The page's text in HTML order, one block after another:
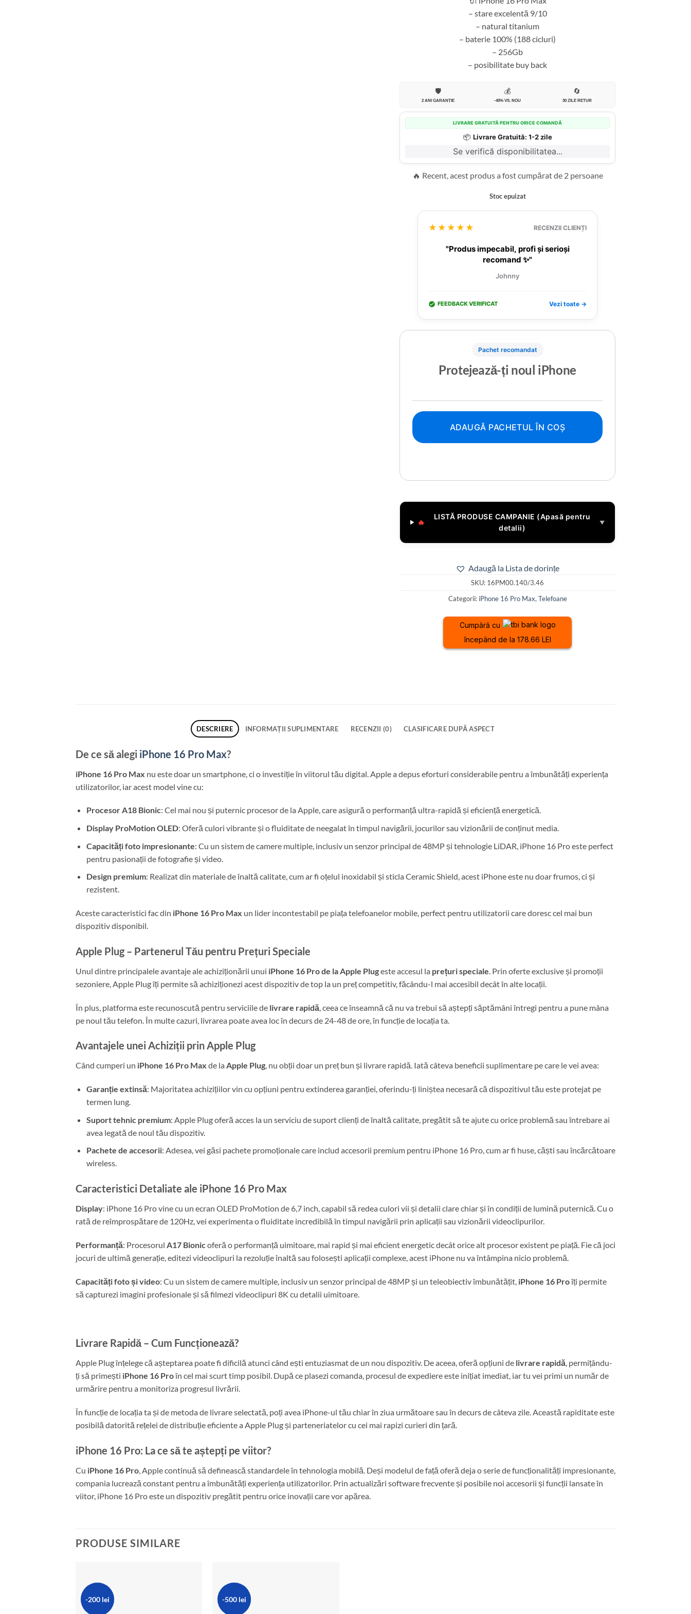
– stare excelentă 9/10
– natural titanium
– baterie 100% (188 cicluri)
– 256Gb
– posibilitate buy back
🛡️
2 ANI GARANȚIE
💰
-40% VS. NOU
🔄
30 ZILE RETUR
LIVRARE GRATUITĂ PENTRU ORICE COMANDĂ
📦 Livrare Gratuită: 1-2 zile
Se verifică disponibilitatea...
🔥 Recent, acest produs a fost cumpărat de 2 persoane
Stoc epuizat
★★★★★ RECENZII CLIENȚI
"Produs impecabil, profi și serioși
recomand ✨"
Johnny
FEEDBACK VERIFICAT Vezi toate →
Pachet recomandat
Protejează-ți noul iPhone
ADAUGĂ PACHETUL ÎN COȘ
🔥
LISTĂ PRODUSE CAMPANIE (Apasă pentru
detalii)
▼
Adaugă la Lista de dorințe
SKU: 16PM00.140/3.46
Categorii: iPhone 16 Pro Max, Telefoane
Cumpără cu
începând de la 178.66 LEI
DESCRIERE INFORMAȚII SUPLIMENTARE RECENZII (0) CLASIFICARE DUPĂ ASPECT
De ce să alegi iPhone 16 Pro Max?
iPhone 16 Pro Max nu este doar un smartphone, ci o investiție în viitorul tău digital. Apple a depus eforturi considerabile pentru a îmbunătăți experiența
utilizatorilor, iar acest model vine cu:
Procesor A18 Bionic: Cel mai nou și puternic procesor de la Apple, care asigură o performanță ultra-rapidă și eficiență energetică.
Display ProMotion OLED: Oferă culori vibrante și o fluiditate de neegalat în timpul navigării, jocurilor sau vizionării de conținut media.
Capacități foto impresionante: Cu un sistem de camere multiple, inclusiv un senzor principal de 48MP și tehnologie LiDAR, iPhone 16 Pro este perfect
pentru pasionații de fotografie și video.
Design premium: Realizat din materiale de înaltă calitate, cum ar fi oțelul inoxidabil și sticla Ceramic Shield, acest iPhone este nu doar frumos, ci și
rezistent.
Aceste caracteristici fac din iPhone 16 Pro Max un lider incontestabil pe piața telefoanelor mobile, perfect pentru utilizatorii care doresc cel mai bun
dispozitiv disponibil.
Apple Plug – Partenerul Tău pentru Prețuri Speciale
Unul dintre principalele avantaje ale achiziționării unui iPhone 16 Pro de la Apple Plugeste accesul la prețuri speciale. Prin oferte exclusive și promoții
sezoniere, Apple Plug îți permite să achiziționezi acest dispozitiv de top la un preț competitiv, făcându-l mai accesibil decât în alte locații.
În plus, platforma este recunoscută pentru serviciile de livrare rapidă , ceea ce înseamnă că nu va trebui să aștepți săptămâni întregi pentru a pune mâna
pe noul tău telefon. În multe cazuri, livrarea poate avea loc în decurs de 24-48 de ore, în funcție de locația ta.
Avantajele unei Achiziții prin Apple Plug
Când cumperi un iPhone 16 Pro Max de la Apple Plug, nu obții doar un preț bun și livrare rapidă. Iată câteva beneficii suplimentare pe care le vei avea:
Garanție extinsă: Majoritatea achizițiilor vin cu opțiuni pentru extinderea garanției, oferindu-ți liniștea necesară că dispozitivul tău este protejat pe
termen lung.
Suport tehnic premium: Apple Plug oferă acces la un serviciu de suport clienți de înaltă calitate, pregătit să te ajute cu orice problemă sau întrebare ai
avea legată de noul tău dispozitiv.
Pachete de accesorii: Adesea, vei găsi pachete promoționale care includ accesorii premium pentru iPhone 16 Pro, cum ar fi huse, căști sau încărcătoare
wireless.
Caracteristici Detaliate ale iPhone 16 Pro Max
Display: iPhone 16 Pro vine cu un ecran OLED ProMotion de 6,7 inch, capabil să redea culori vii și detalii clare chiar și în condiții de lumină puternică. Cu o
rată de reîmprospătare de 120Hz, vei experimenta o fluiditate incredibilă în timpul navigării prin aplicații sau vizionării videoclipurilor.
Performanță: Procesorul A17 Bionicoferă o performanță uimitoare, mai rapid și mai eficient energetic decât orice alt procesor existent pe piață. Fie că joci
jocuri de ultimă generație, editezi videoclipuri la rezoluție înaltă sau folosești aplicații complexe, acest iPhone nu va întâmpina nicio problemă.
Capacități foto și video: Cu un sistem de camere multiple, inclusiv un senzor principal de 48MP și un teleobiectiv îmbunătățit, iPhone 16 Proîți permite
să capturezi imagini profesionale și să filmezi videoclipuri 8K cu detalii uimitoare.
Livrare Rapidă – Cum Funcționează?
Apple Plug înțelege că așteptarea poate fi dificilă atunci când ești entuziasmat de un nou dispozitiv. De aceea, oferă opțiuni de livrare rapidă, permițându-
ți să primești iPhone 16 Proîn cel mai scurt timp posibil. După ce plasezi comanda, procesul de expediere este inițiat imediat, iar tu vei primi un număr de
urmărire pentru a monitoriza progresul livrării.
În funcție de locația ta și de metoda de livrare selectată, poți avea iPhone-ul tău chiar în ziua următoare sau în decurs de câteva zile. Această rapiditate este
posibilă datorită rețelei de distribuție eficiente a Apple Plug și parteneriatelor cu cei mai rapizi curieri din țară.
iPhone 16 Pro: La ce să te aștepți pe viitor?
Cu iPhone 16 Pro, Apple continuă să definească standardele în tehnologia mobilă. Deși modelul de față oferă deja o serie de funcționalități impresionante,
compania lucrează constant pentru a îmbunătăți experiența utilizatorilor. Prin actualizări software frecvente și posibile noi accesorii și funcții lansate în
viitor, iPhone 16 Pro este un dispozitiv pregătit pentru orice inovații care vor apărea.
PRODUSE SIMILARE
-200 lei -500 lei